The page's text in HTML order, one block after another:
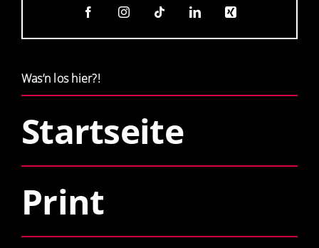
Was’n los hier?!
Startseite
Print